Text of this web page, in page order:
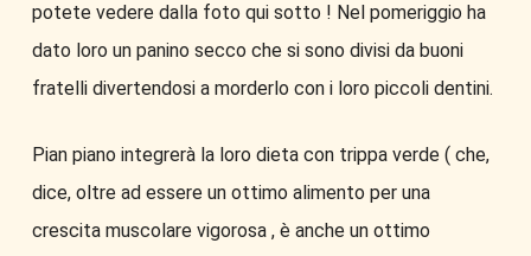
potete vedere dalla foto qui sotto ! Nel pomeriggio ha
dato loro un panino secco che si sono divisi da buoni
fratelli divertendosi a morderlo con i loro piccoli dentini.
Pian piano integrerà la loro dieta con trippa verde ( che,
dice, oltre ad essere un ottimo alimento per una
crescita muscolare vigorosa , è anche un ottimo